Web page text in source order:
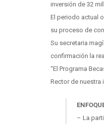
inversión de 32
El periodo actual
su proceso de
Su secretaria
confirmación la
“El Programa
Rector de nuestra
– La